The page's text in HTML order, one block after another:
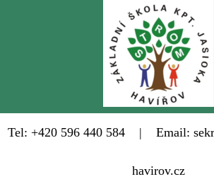
Tel: +420 596 440 584 | Email:
havirov.cz